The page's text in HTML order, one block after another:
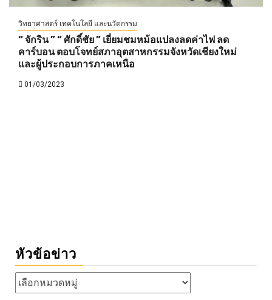
วิทยาศาสตร์ เทคโนโลยี และนวัตกรรม
“ จักริน ” “ ศักดิ์ชัย ” เยี่ยมชมหม้อแปลงลดค่าไฟ ลด
คาร์บอน ตอบโจทย์สภาอุตสาหกรรมจังหวัดเชียงใหม่
และผู้ประกอบการภาคเหนือ
01/03/2023
หัวข้อข่าว
หัวข้อ
ข่าว